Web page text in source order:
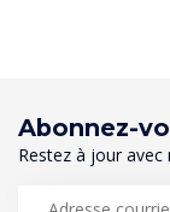
Abonnez-
Restez à jour